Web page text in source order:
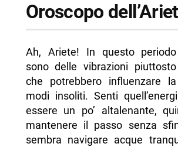
Oroscopo
Ah, Ariete! In questo
sono delle vibrazioni
che potrebbero influenzare
modi insoliti. Senti
essere un po’ altalenante,
mantenere il passo senza
sembra navigare acque